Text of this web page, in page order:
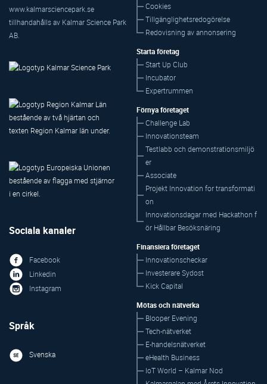
www.kalmarsciencepark.se
tillhandahålls av Kalmar Science Park
AB.
Sociala kanaler
Facebook
Linkedin
Instagram
Språk
Svenska
Cookies
Tillgänglighetsredogörelse
Redovisning av annonsering
Starta företag
Start Up Club
Incubator
Expertrummen
Förnya företaget
Challenge Lab
Innovationsteam
Testlabb och demonstrationsmiljö
er
Associate
Projekt Innovation for transformati
on
Innovationsdagar med Hackathon f
ör Hållbar Besöksnäring
Finansiera företaget
Innovationscheckar
Investerare Sydost
Kick Capital
Mötas och nätverka
Blooper Evening
Tech-nätverket
E-handelsnätverket
eHealth Business
IoT World – Kalmar Nod